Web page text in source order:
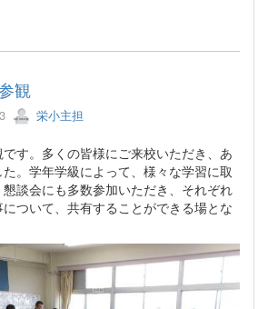
観
栄小主担
す。多くの皆様にご来校いただき、あ
。学年学級によって、様々な学習に取
談会にも多数参加いただき、それぞれ
ついて、共有することができる場とな